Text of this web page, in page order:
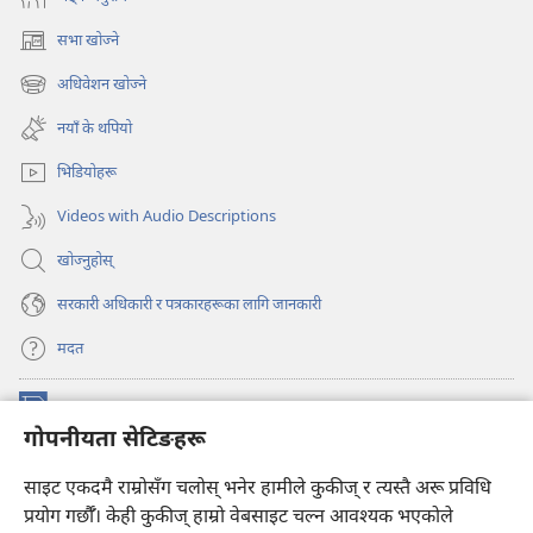
गोपनीयता सेटिङहरू
साइट एकदमै राम्रोसँग चलोस् भनेर हामीले कुकीज् र त्यस्तै अरू प्रविधि
प्रयोग गर्छौँ। केही कुकीज्‌ हाम्रो वेबसाइट चल्न आवश्यक भएकोले
सभा खोज्ने
(ब्राउजरको
अर्को
ट्याबमा
नयाँ
पृष्ठ
खुल्नेछ)
अधिवेशन खोज्ने
(ब्राउजरको
अर्को
ट्याबमा
नयाँ
पृष्ठ
खुल्नेछ)
नयाँ के थपियो
भिडियोहरू
Videos with Audio Descriptions
खोज्नुहोस्‌
सरकारी अधिकारी र पत्रकारहरूका लागि जानकारी
मदत
(ब्राउजरको
अर्को
नयाँ
पृष्ठ
प्रहरीधरहरा अनलाइन लाइब्रेरी
(ब्राउजरको
अर्को
®